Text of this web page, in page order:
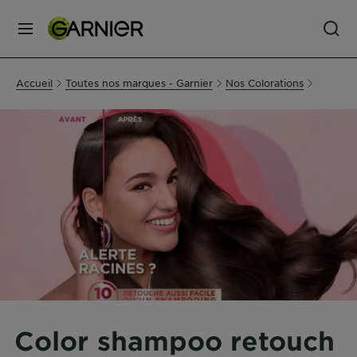
MENU
SOINS
CHEVEUX
COLORATION
SOLAIRE
SERVICES
&
Accueil Toutes nos marques - Garnier Nos Colorations
Color shampoo retouch